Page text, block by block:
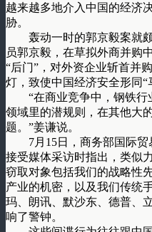
越来越多地介入中国的经济
胁。
轰动一时的郭京毅案就颇
员郭京毅，在草拟外商并购
“后门”，对外资企业斩首并
灯，致使中国经济安全形同“
“在商业竞争中，钢铁行
领域里的潜规则，在其他大
题。”姜谦说。
7月15日，商务部国际贸
接受媒体采访时指出，类似
窃取对象包括我们的战略性
产业的机密，以及我们传统
玛、朗讯、默沙东、德普、
响了警钟。